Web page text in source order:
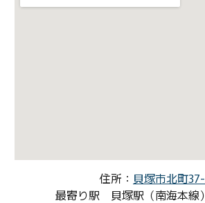
住所： 貝塚市北町
最寄り駅 貝塚駅（南海本線